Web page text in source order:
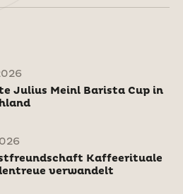
Julius Meinl Barista Cup in
Kaffeerituale
verwandelt